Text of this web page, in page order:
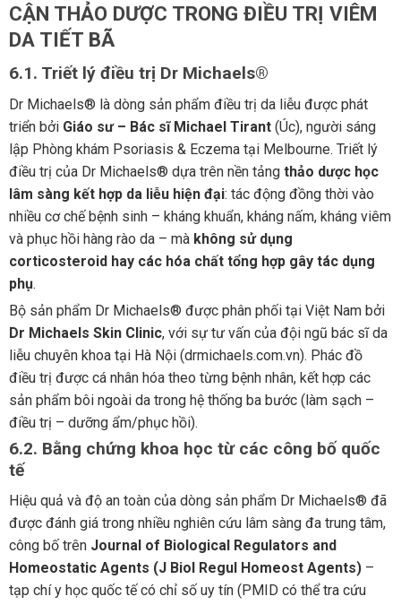
CẬN THẢO DƯỢC TRONG ĐIỀU TRỊ VIÊM
DA TIẾT BÃ
6.1. Triết lý điều trị Dr Michaels®
Dr Michaels® là dòng sản phẩm điều trị da liễu được phát
triển bởi Giáo sư – Bác sĩ Michael Tirant(Úc), người sáng
lập Phòng khám Psoriasis & Eczema tại Melbourne. Triết lý
điều trị của Dr Michaels® dựa trên nền tảng thảo dược học
lâm sàng kết hợp da liễu hiện đại: tác động đồng thời vào
nhiều cơ chế bệnh sinh – kháng khuẩn, kháng nấm, kháng viêm
và phục hồi hàng rào da – mà không sử dụng
corticosteroid hay các hóa chất tổng hợp gây tác dụng
phụ.
Bộ sản phẩm Dr Michaels® được phân phối tại Việt Nam bởi
Dr Michaels Skin Clinic, với sự tư vấn của đội ngũ bác sĩ da
liễu chuyên khoa tại Hà Nội (drmichaels.com.vn). Phác đồ
điều trị được cá nhân hóa theo từng bệnh nhân, kết hợp các
sản phẩm bôi ngoài da trong hệ thống ba bước (làm sạch –
điều trị – dưỡng ẩm/phục hồi).
6.2. Bằng chứng khoa học từ các công bố quốc
tế
Hiệu quả và độ an toàn của dòng sản phẩm Dr Michaels® đã
được đánh giá trong nhiều nghiên cứu lâm sàng đa trung tâm,
công bố trên Journal of Biological Regulators and
Homeostatic Agents (J Biol Regul Homeost Agents)–
tạp chí y học quốc tế có chỉ số uy tín (PMID có thể tra cứu